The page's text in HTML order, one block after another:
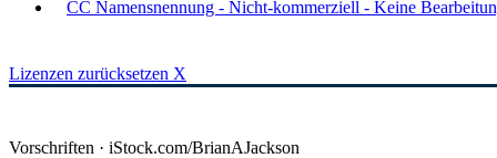
CC Namensnennung - Nicht-kommerziell - Keine
Lizenzen zurücksetzen X
Vorschriften · iStock.com/BrianAJackson